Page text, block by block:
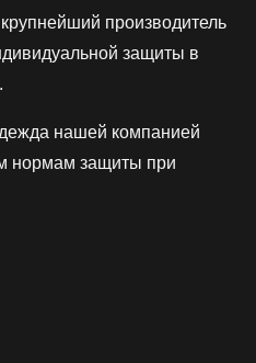
производитель
защиты в
нашей компанией
нормам защиты при